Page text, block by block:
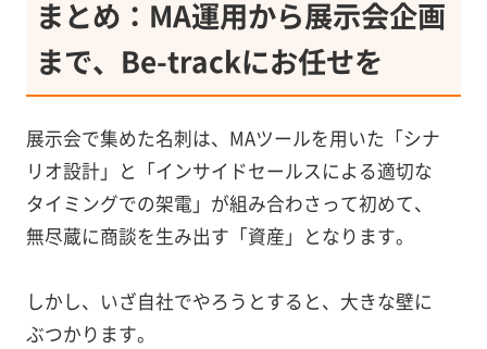
まとめ：MA運用から展示会企画
まで、Be-trackにお任せを
展示会で集めた名刺は、MAツールを用いた「シナ
リオ設計」と「インサイドセールスによる適切な
タイミングでの架電」が組み合わさって初めて、
無尽蔵に商談を生み出す「資産」となります。
しかし、いざ自社でやろうとすると、大きな壁に
ぶつかります。